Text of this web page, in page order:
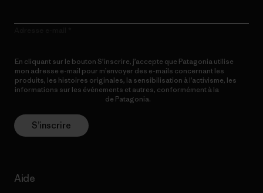
En cliquant sur le bouton S’inscrire, j’accepte que Patagonia utilise
mon adresse e-mail pour m’envoyer des e-mails concernant les
produits, les histoires originales, la sensibilisation à l’activisme, les
informations sur les événements et autres, conformément à la
de Patagonia.
S’inscrire
Aide